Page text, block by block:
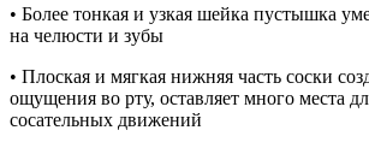
• Более тонкая и узкая шейка пустышка
на челюсти и зубы
• Плоская и мягкая нижняя часть соски
ощущения во рту, оставляет много места
сосательных движений